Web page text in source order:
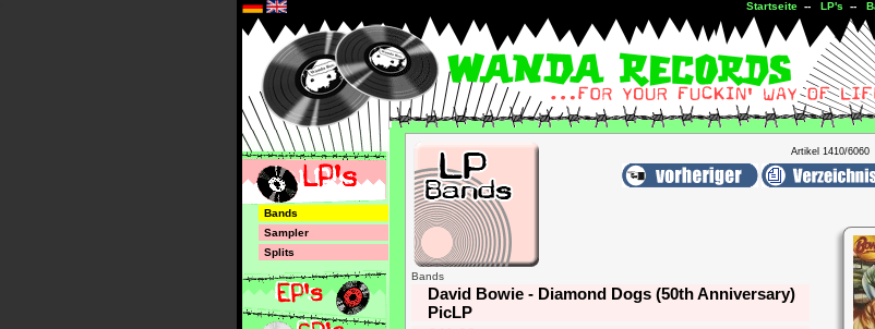
Startseite -- LP's --
Bands
Sampler
Splits
Bands
Artikel 1410/6060
David Bowie - Diamond Dogs (50th Anniversary)
PicLP